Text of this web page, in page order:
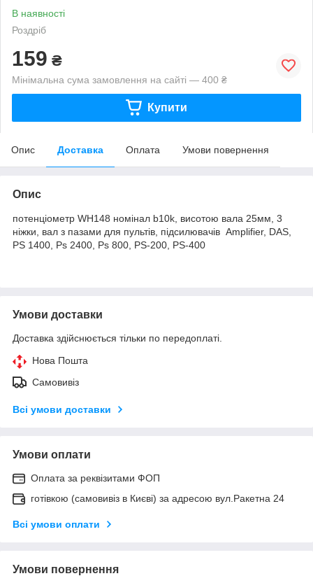
В наявності
Роздріб
159 ₴
Мінімальна сума замовлення на сайті — 400 ₴
Купити
Опис Доставка Оплата Умови повернення
Опис
потенціометр WH148 номінал b10k, висотою вала 25мм, 3
ніжки, вал з пазами для пультів, пiдсилювачiв Amplifier, DAS,
PS 1400, Ps 2400, Ps 800, PS-200, PS-400
Умови доставки
Доставка здійснюється тільки по передоплаті.
Нова Пошта
Самовивіз
Всі умови доставки
Умови оплати
Оплата за реквізитами ФОП
готівкою (самовивіз в Києві) за адресою вул.Ракетна 24
Всі умови оплати
Умови повернення